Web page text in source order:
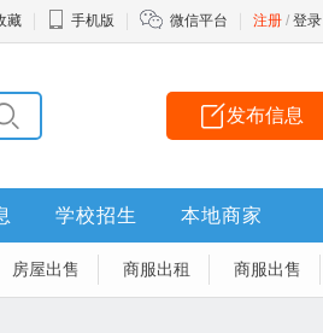
注册 / 登录
藏 手机版 微信平台
发布信息
学校招生 本地商家
房屋出售 商服出租 商服出售